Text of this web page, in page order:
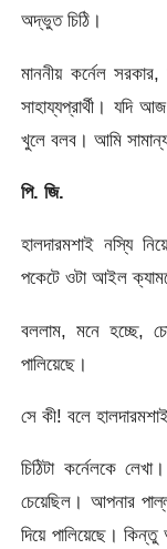
অদ্ভুত চিঠি।
মাননীয় কর্নেল
সাহায্যপ্রার্থী। যদি
খুলে বলব। আমি
পি. জি.
হালদারমশাই নস্যি
পকেটে ওটা আইল
বললাম, মনে হচ্ছে,
পালিয়েছে।
সে কী! বলে
চিঠিটা কর্নেলকে
চেয়েছিল। আপনার
দিয়ে পালিয়েছে। কিন্তু